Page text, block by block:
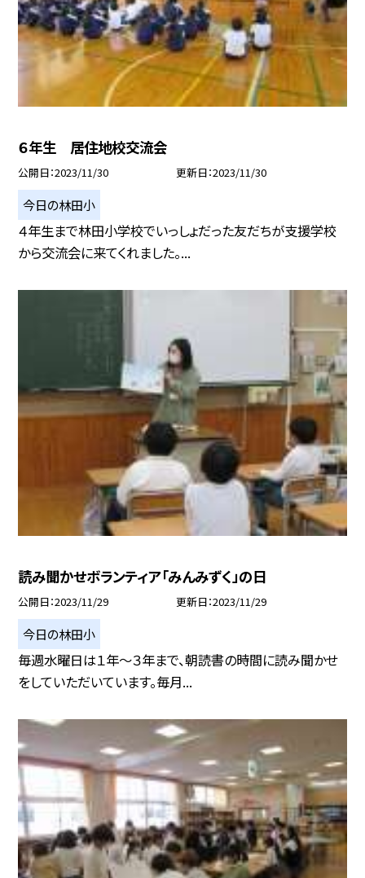
６年生 居住地校交流会
公開日 2023/11/30 更新日 2023/11/30
今日の林田小
４年生まで林田小学校でいっしょだった友だちが支援学校
から交流会に来てくれました。...
読み聞かせボランティア「みんみずく」の日
公開日 2023/11/29 更新日 2023/11/29
今日の林田小
毎週水曜日は１年〜３年まで、朝読書の時間に読み聞かせ
をしていただいています。毎月...